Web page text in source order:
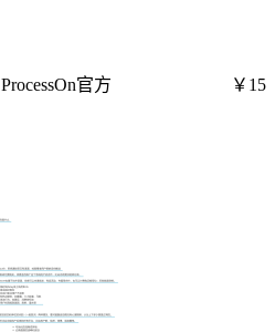
ProcessOn官方
￥15